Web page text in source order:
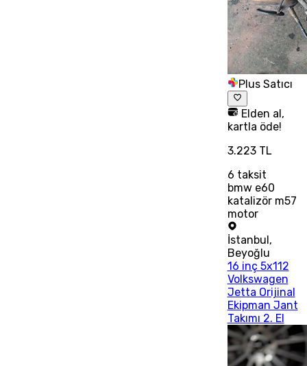
Plus Satıcı
Elden al,
kartla öde!
3.223 TL
6 taksit
bmw e60
katalizör m57
motor
İstanbul,
Beyoğlu
16 inç 5x112
Volkswagen
Jetta Orijinal
Ekipman Jant
Takımı 2. El